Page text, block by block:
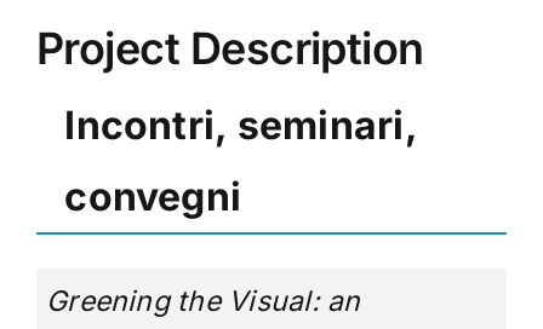
Project Description
Incontri, seminari,
convegni
Greening the Visual: an